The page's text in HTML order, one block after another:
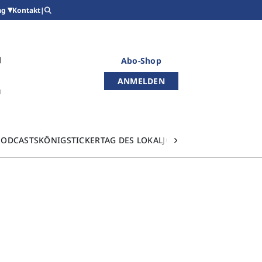
Kontakt|
Abo-Shop
ANMELDEN
KÖNIGSTICKERTAG DES LOKALJOURNALISMUS